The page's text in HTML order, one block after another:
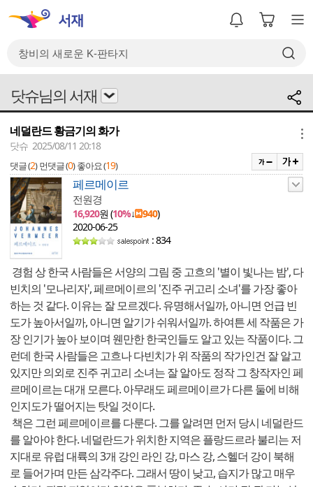
닷슈님의 서재
네덜란드 황금기의 화가
닷슈 2025/08/11 20:18
댓글 (2) 먼댓글 (0) 좋아요 (19)
페르메이르
전원경
16,920원 (10%↓ 940)
2020-06-25
: 834
경험 상 한국 사람들은 서양의 그림 중 고흐의 '별이 빛나는 밤', 다
빈치의 '모나리자', 페르메이르의 '진주 귀고리 소녀'를 가장 좋아
하는 것 같다. 이유는 잘 모르겠다. 유명해서일까, 아니면 언급 빈
도가 높아서일까, 아니면 알기가 쉬워서일까. 하여튼 세 작품은 가
장 인기가 높아 보이며 웬만한 한국인들도 알고 있는 작품이다. 그
런데 한국 사람들은 고흐나 다빈치가 위 작품의 작가인건 잘 알고
있지만 의외로 진주 귀고리 소녀는 잘 알아도 정작 그 창작자인 페
르메이르는 대개 모른다. 아무래도 페르메이르가 다른 둘에 비해
인지도가 떨어지는 탓일 것이다.
책은 그런 페르메이르를 다룬다. 그를 알려면 먼저 당시 네덜란드
를 알아야 한다. 네덜란드가 위치한 지역은 플랑드르라 불리는 저
지대로 유럽 대륙의 3개 강인 라인 강, 마스 강, 스헬더 강이 북해
로 들어가며 만든 삼각주다. 그래서 땅이 낮고, 습지가 많고 매우